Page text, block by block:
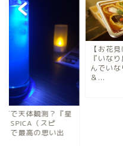
花見に！】松屋町の
なり屋こんこん』さ
いなり寿司ランチ
2019年4月1日
【昭和
堪らな
パイス
ラ...